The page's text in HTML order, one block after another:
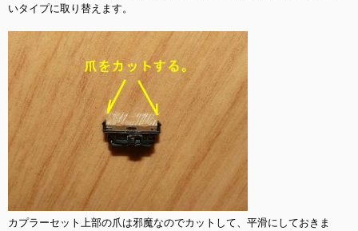
いタイプに取り替えます。
カプラーセット上部の爪は邪魔なのでカットして、平滑にしておきま